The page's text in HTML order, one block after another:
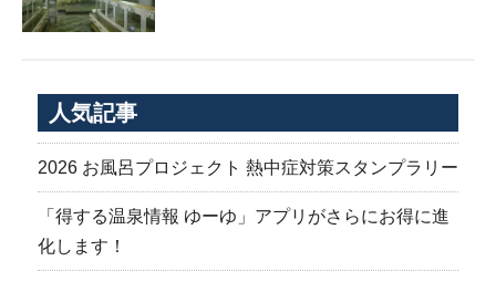
人気記事
2026 お風呂プロジェクト 熱中症対策スタンプラリー
「得する温泉情報 ゆーゆ」アプリがさらにお得に進
化します！